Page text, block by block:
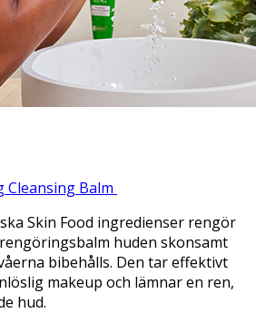
Cleansing Balm
Skin Food ingredienser rengör
huden skonsamt
bibehålls. Den tar effektivt
makeup och lämnar en ren,
hud.